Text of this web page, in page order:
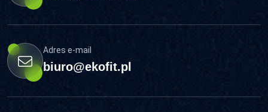
Adres e-mail
biuro@ekofit.pl